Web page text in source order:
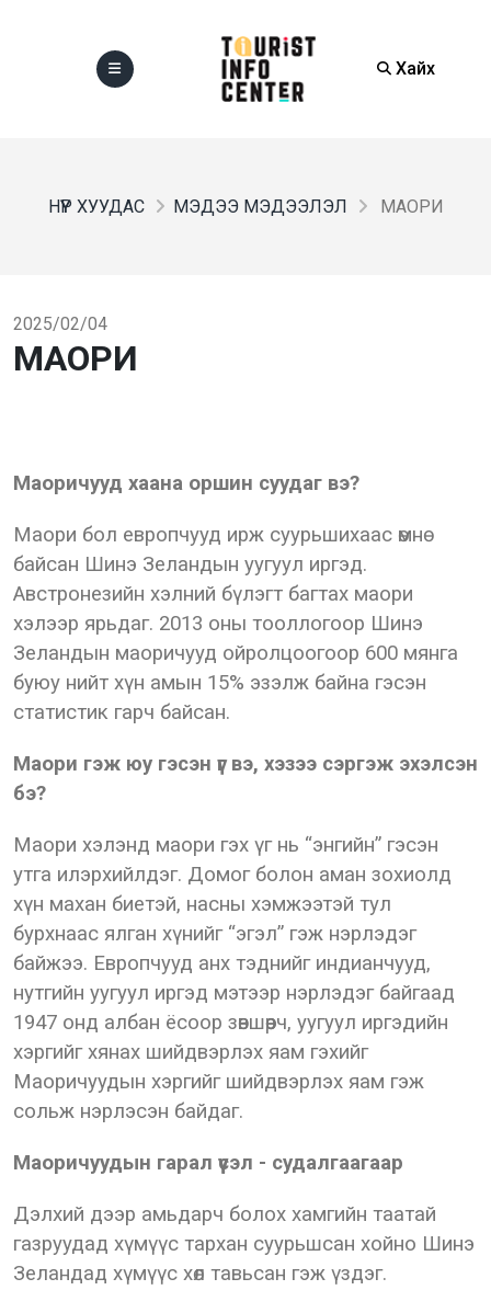
Хайх
НҮҮР ХУУДАС МЭДЭЭ МЭДЭЭЛЭЛ МАОРИ
2025/02/04
МАОРИ
Маоричууд хаана оршин суудаг вэ?
Маори бол европчууд ирж суурьшихаас өмнө
байсан Шинэ Зеландын уугуул иргэд.
Австронезийн хэлний бүлэгт багтах маори
хэлээр ярьдаг. 2013 оны тооллогоор Шинэ
Зеландын маоричууд ойролцоогоор 600 мянга
буюу нийт хүн амын 15% эзэлж байна гэсэн
статистик гарч байсан.
Маори гэж юу гэсэн үг вэ, хэзээ сэргэж эхэлсэн
бэ?
Маори хэлэнд маори гэх үг нь “энгийн” гэсэн
утга илэрхийлдэг. Домог болон аман зохиолд
хүн махан биетэй, насны хэмжээтэй тул
бурхнаас ялган хүнийг “эгэл” гэж нэрлэдэг
байжээ. Европчууд анх тэднийг индианчууд,
нутгийн уугуул иргэд мэтээр нэрлэдэг байгаад
1947 онд албан ёсоор зөвшөөрч, уугуул иргэдийн
хэргийг хянах шийдвэрлэх яам гэхийг
Маоричуудын хэргийг шийдвэрлэх яам гэж
сольж нэрлэсэн байдаг.
Маоричуудын гарал үүсэл - судалгаагаар
Дэлхий дээр амьдарч болох хамгийн таатай
газруудад хүмүүс тархан суурьшсан хойно Шинэ
Зеландад хүмүүс хөл тавьсан гэж үздэг.